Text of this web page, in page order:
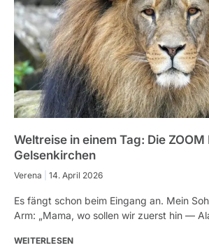
Weltreise in einem Tag: Die
Gelsenkirchen
Verena 14. April 2026
Es fängt schon beim Eingang an. Mein
Arm: „Mama, wo sollen wir zuerst hin —
WEITERLESEN